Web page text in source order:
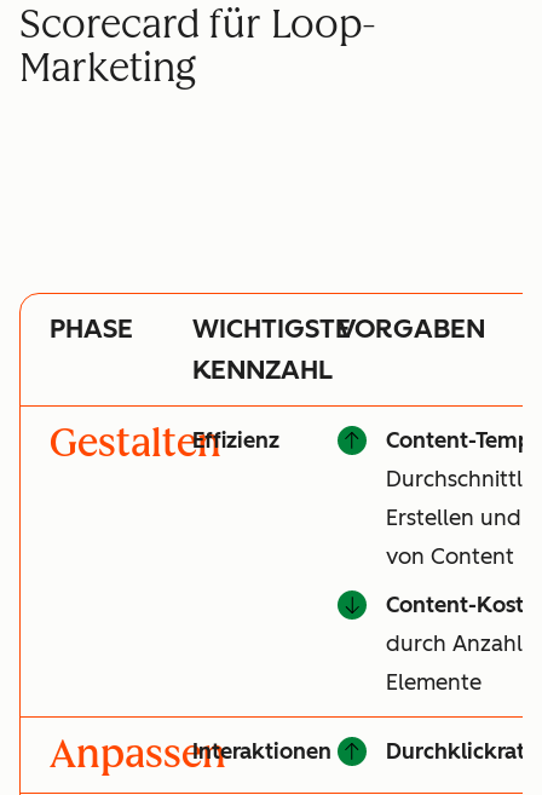
Scorecard für Loop-
Marketing
PHASE
WICHTIGSTE
KENNZAHL
VORGABEN
GestaltenEffizienz
Content-
Erstellen und
von Content
Content-
durch Anzahl
Elemente
AnpassenInteraktionen